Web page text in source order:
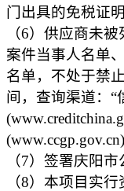
门出具的免税证
（6）供应商未
案件当事人名单
名单，不处于禁
间，查询渠道：“
（7）签署庆阳
（8）本项目实